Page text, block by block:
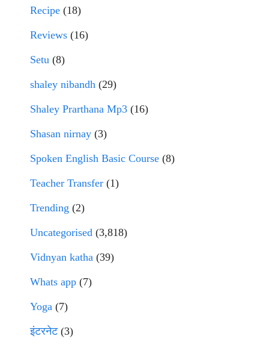
Recipe (18)
Reviews (16)
Setu (8)
shaley nibandh (29)
Shaley Prarthana Mp3 (16)
Shasan nirnay (3)
Spoken English Basic Course (8)
Teacher Transfer (1)
Trending (2)
Uncategorised (3,818)
Vidnyan katha (39)
Whats app (7)
Yoga (7)
इंटरनेट(3)